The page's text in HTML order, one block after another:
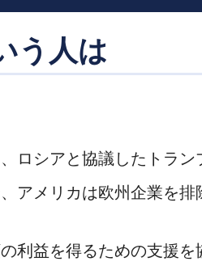
う人は
ロシアと協議したトラン
アメリカは欧州企業を
利益を得るための支援を